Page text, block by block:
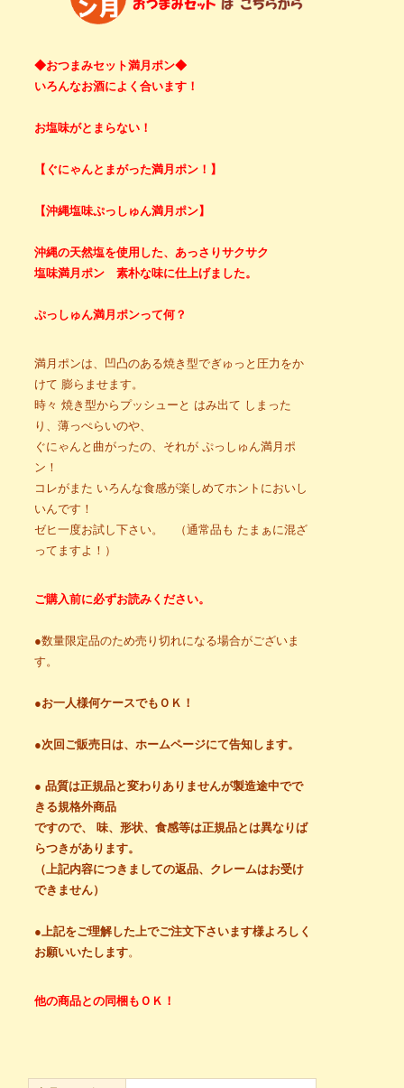
◆おつまみセット満月ポン◆
いろんなお酒によく合います！
お塩味がとまらない！
【ぐにゃんとまがった満月ポン！】
【沖縄塩味ぷっしゅん満月ポン】
沖縄の天然塩を使用した、あっさりサクサク
塩味満月ポン 素朴な味に仕上げました。
ぷっしゅん満月ポンって何？
満月ポンは、凹凸のある焼き型でぎゅっと圧力をか
けて 膨らませます。
時々 焼き型からプッシューと はみ出て しまった
り、薄っぺらいのや、
ぐにゃんと曲がったの、それが ぷっしゅん満月ポ
ン！
コレがまた いろんな食感が楽しめてホントにおいし
いんです！
ゼヒ一度お試し下さい。 （通常品も たまぁに混ざ
ってますよ！）
ご購入前に必ずお読みください。
●数量限定品のため売り切れになる場合がございま
す。
●お一人様何ケースでもＯＫ！
●次回ご販売日は、ホームページにて告知します。
● 品質は正規品と変わりありませんが製造途中でで
きる規格外商品
ですので、 味、形状、食感等は正規品とは異なりば
らつきがあります。
（上記内容につきましての返品、クレームはお受け
できません）
●上記をご理解した上でご注文下さいます様よろしく
お願いいたします。
他の商品との同梱もＯＫ！